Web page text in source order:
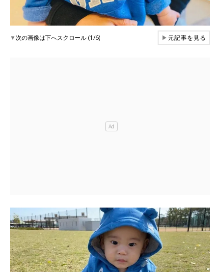
▼次の画像は下へスクロール (1/6) ▶元記事を見る